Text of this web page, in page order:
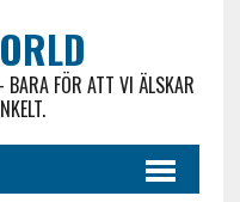
FÖR ATT VI ÄLSKAR